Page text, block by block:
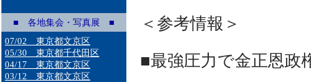
■ 各地集会・写真展 ■
07/02 東京都文京区
05/30 東京都千代田区
04/17 東京都文京区
03/12 東京都文京区
＜参考情報＞
■最強圧力で金正恩政